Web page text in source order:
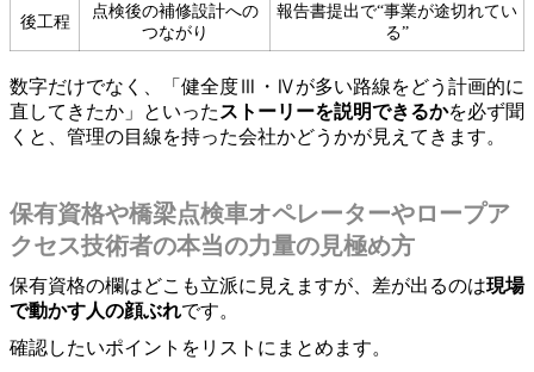
後工程
点検後の補修設計への
つながり
報告書提出で“事業が途切れてい
る”
数字だけでなく、「健全度Ⅲ・Ⅳが多い路線をどう計画的に
直してきたか」といった ストーリーを説明できるかを必ず聞
くと、管理の目線を持った会社かどうかが見えてきます。
保有資格や橋梁点検車オペレーターやロープア
クセス技術者の本当の力量の見極め方
保有資格の欄はどこも立派に見えますが、差が出るのは現場
で動かす人の顔ぶれです。
確認したいポイントをリストにまとめます。